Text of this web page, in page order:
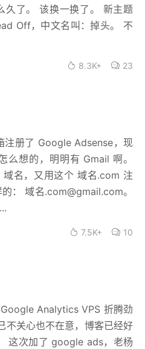
久了。 该换一换了。 新主题
Off，中文名叫：掉头。 不
8.3K+ 23
注册了 Google Adsense，现
么想的，明明有 Gmail 啊。
名，又用这个 域名.com 注
： 域名.com@gmail.com。
7.5K+ 10
Analytics VPS 折腾劲
不关心也不在意，博客已经好
这次加了 google ads，老杨